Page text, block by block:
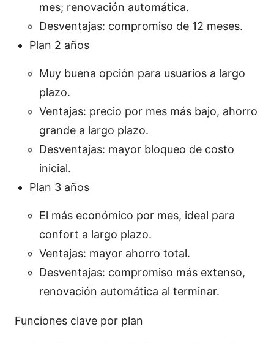
mes; renovación automática.
Desventajas: compromiso de 12 meses.
Plan 2 años
Muy buena opción para usuarios a largo
plazo.
Ventajas: precio por mes más bajo, ahorro
grande a largo plazo.
Desventajas: mayor bloqueo de costo
inicial.
Plan 3 años
El más económico por mes, ideal para
confort a largo plazo.
Ventajas: mayor ahorro total.
Desventajas: compromiso más extenso,
renovación automática al terminar.
Funciones clave por plan